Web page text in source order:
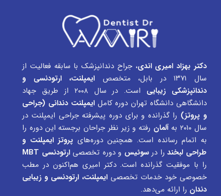
دکتر بهزاد امیری اندی، جراح دندانپزشک با سابقه فعالیت از
سال ۱۳۷۱ در بابل، متخصص
ایمپلنت، ارتودنسی و
دندانپزشکی زیبایی
است. در سال ۲۰۰۸ از طریق جهاد
دانشگاهی دانشگاه تهران دوره کاملایمپلنت دندانی (جراحی
و پروتز) را گذرانده و برای دوره پیشرفته جراحی ایمپلنت در
سال ۲۰۱۰ به
آلمان رفته و زیر نظر جراحان برجسته این دوره را
به اتمام رسانده است. همچنین دوره‌های پروتز ایمپلنت و
طراحی لبخندرا درسوئیس و دوره تخصصیارتودنسی MBT
را با موفقیت گذرانده است. دکتر امیری هم‌اکنون در مطب
خصوصی خود خدمات تخصصی ایمپلنت، ارتودنسی و زیبایی
دندان را ارائه می‌دهد.